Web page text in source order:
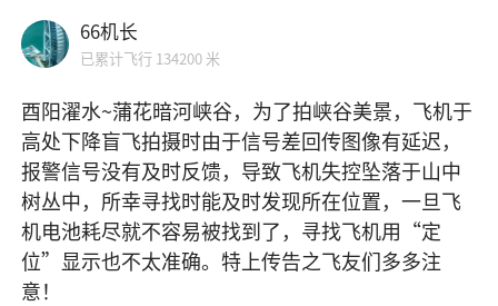
66机长
已累计飞行 134200 米
酉阳濯水~蒲花暗河峡谷，为了拍峡谷美景，飞机于
高处下降盲飞拍摄时由于信号差回传图像有延迟，
报警信号没有及时反馈，导致飞机失控坠落于山中
树丛中，所幸寻找时能及时发现所在位置，一旦飞
机电池耗尽就不容易被找到了，寻找飞机用“定
位”显示也不太准确。特上传告之飞友们多多注
意！